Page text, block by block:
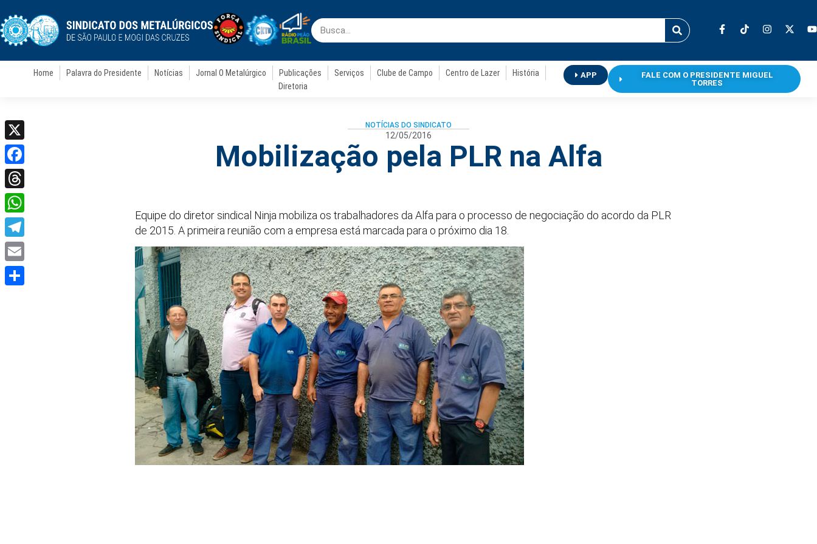
Home Palavra do Presidente Notícias Jornal O Metalúrgico Publicações Serviços Clube de Campo Centro de Lazer
História
Diretoria
APP
FALE COM O PRESIDENTE MIGUEL
TORRES
NOTÍCIAS DO SINDICATO
12/05/2016
Mobilização pela PLR na Alfa
Equipe do diretor sindical Ninja mobiliza os trabalhadores da Alfa para o processo de negociação do acordo da PLR
de 2015. A primeira reunião com a empresa está marcada para o próximo dia 18.
X
Facebook
Threads
WhatsApp
Telegram
Email